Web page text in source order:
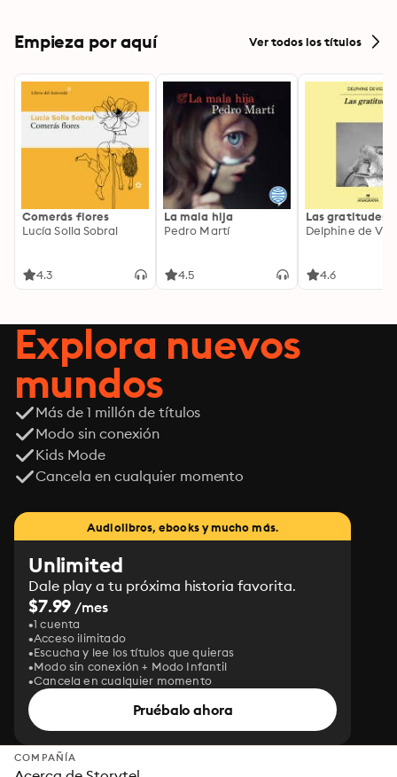
Empieza por aquí Ver todos los títulos
Comerás flores
Lucía Solla Sobral
4.3
La mala hija
Pedro Martí
4.5
Las gratitudes
Delphine de
4.6
Explora nuevos
mundos
Más de 1 millón de títulos
Modo sin conexión
Kids Mode
Cancela en cualquier momento
Audiolibros, ebooks y mucho más.
Unlimited
Dale play a tu próxima historia favorita.
$7.99 /mes
1 cuenta
Acceso ilimitado
Escucha y lee los títulos que quieras
Modo sin conexión + Modo Infantil
Cancela en cualquier momento
Pruébalo ahora
COMPAÑÍA